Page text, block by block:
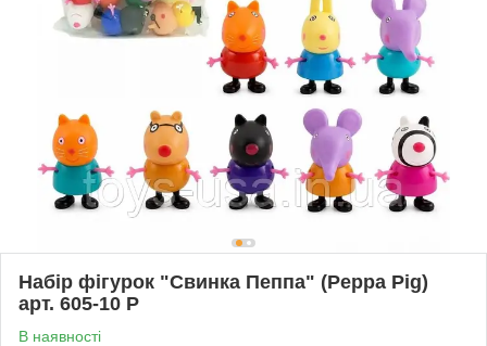
Набір фігурок "Свинка Пеппа" (Peppa Pig)
арт. 605-10 P
В наявності